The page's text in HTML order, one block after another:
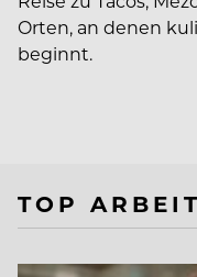
Orten, an denen
beginnt.
TOP